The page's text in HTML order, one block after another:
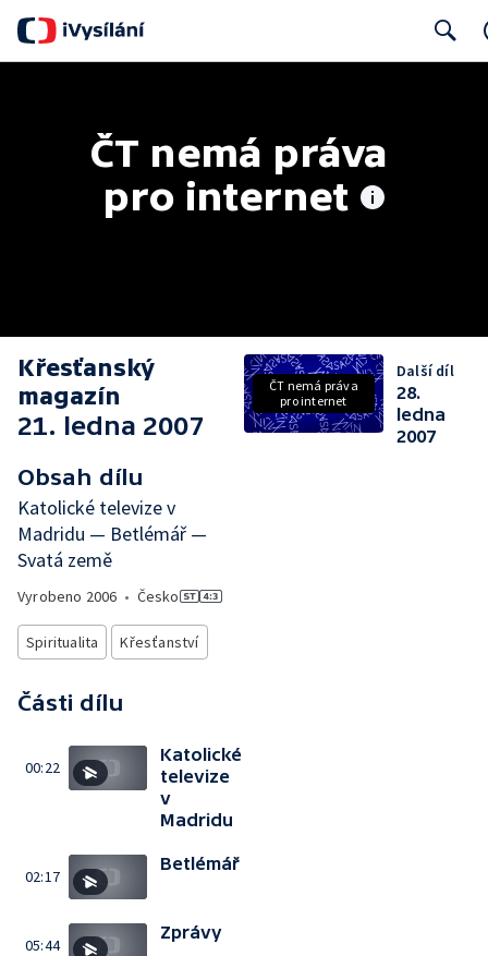
ČT nemá práva
pro internet
Křesťanský
magazín
21. ledna 2007
Obsah dílu
Katolické televize v
Madridu — Betlémář —
Svatá země
Vyrobeno 2006 • Česko
Spiritualita Křesťanství
Části dílu
00:22
Katolické
televize
v
Madridu
02:17
Betlémář
05:44
Zprávy
ČT nemá práva
pro internet
Další díl
28.
ledna
2007